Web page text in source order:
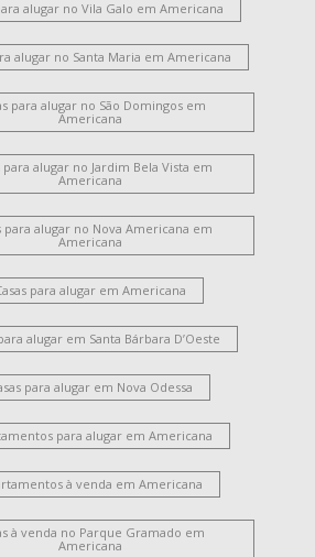
alugar no Vila Galo em Americana
alugar no Santa Maria em Americana
para alugar no São Domingos em
Americana
para alugar no Jardim Bela Vista em
Americana
para alugar no Nova Americana em
Americana
para alugar em Americana
alugar em Santa Bárbara D’Oeste
para alugar em Nova Odessa
para alugar em Americana
à venda em Americana
à venda no Parque Gramado em
Americana